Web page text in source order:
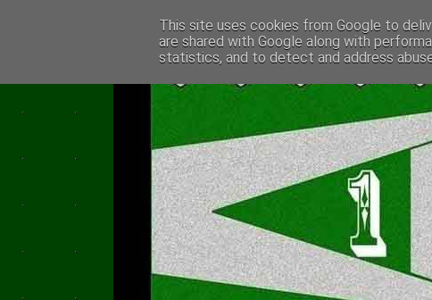
This site uses cookies from Google to
are shared with Google along with
statistics, and to detect and address